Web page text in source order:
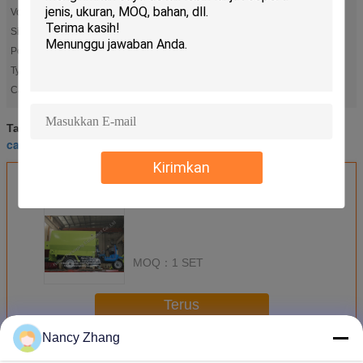
Kirimkan
Volume:
1.5T
Size:
3600mm*1700mm*2200mm
Power:
Diesel Engine
Type:
Cahaya Tinggi:
Tag: cattle drinking bowl
cattle water drinking bowl
MOQ： 1 SET
Terus
Lebih Peralatan Peternakan Sapi
Nancy Zhang